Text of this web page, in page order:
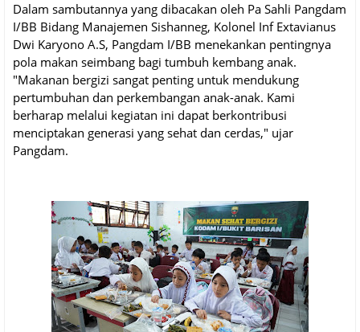
Dalam sambutannya yang dibacakan oleh Pa Sahli Pangdam
I/BB Bidang Manajemen Sishanneg, Kolonel Inf Extavianus
Dwi Karyono A.S, Pangdam I/BB menekankan pentingnya
pola makan seimbang bagi tumbuh kembang anak.
"Makanan bergizi sangat penting untuk mendukung
pertumbuhan dan perkembangan anak-anak. Kami
berharap melalui kegiatan ini dapat berkontribusi
menciptakan generasi yang sehat dan cerdas," ujar
Pangdam.